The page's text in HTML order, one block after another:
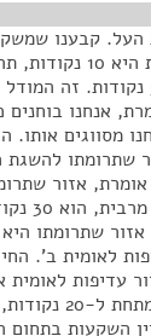
קבענו
מרבית לכל אחת מהמטרות
לכל אחת מהמטרות היא 5
אומרת, אנחנו
מסווגים אותו.
שתרומתו
אזור
מזון,
לאומית ב'.
עדיפות לאומית
עדיפות לאומית ב',
השקעות בתחום